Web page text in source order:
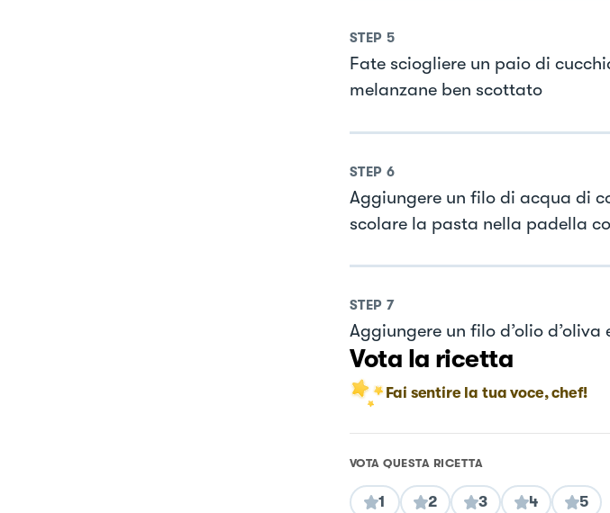
STEP 5
Fate sciogliere un paio di
melanzane ben scottato
STEP 6
Aggiungere un filo di acqua di
scolare la pasta nella padella
STEP 7
Aggiungere un filo d’olio
Vota la ricetta
Fai sentire la tua voce, chef!
VOTA QUESTA RICETTA
1 2 3 4 5